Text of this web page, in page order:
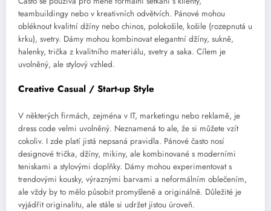
teambuildingy nebo v kreativních odvětvích. Pánové mohou
obléknout kvalitní džíny nebo chinos, polokošile, košile (rozepnutá u
krku), svetry. Dámy mohou kombinovat elegantní džíny, sukně,
halenky, trička z kvalitního materiálu, svetry a saka. Cílem je
uvolněný, ale stylový vzhled.
Creative Casual / Start-up Style
V některých firmách, zejména v IT, marketingu nebo reklamě, je
dress code velmi uvolněný. Neznamená to ale, že si můžete vzít
cokoliv. I zde platí jistá nepsaná pravidla. Pánové často nosí
designové trička, džíny, mikiny, ale kombinované s moderními
teniskami a stylovými doplňky. Dámy mohou experimentovat s
trendovými kousky, výraznými barvami a neformálním oblečením,
ale vždy by to mělo působit promyšleně a originálně. Důležité je
vyjádřit originalitu, ale stále si udržet jistou úroveň.